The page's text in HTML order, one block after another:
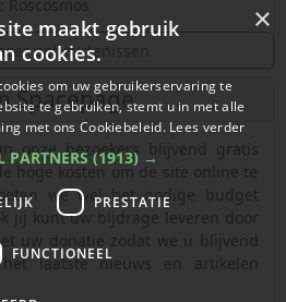
gebeurtenissen
Spacepage
onze bezoekers blijvend gratis
hoge kosten om de site online te
we wel het nodige budget
jij kunt uw bijdrage leveren door
uw donatie zodat we u blijvend
laatste nieuws en artikelen
×
maakt gebruik
cookies.
om uw gebruikerservaring te
te gebruiken, stemt u in met alle
met ons Cookiebeleid. Lees verder
PARTNERS (1913) →
PRESTATIE
FUNCTIONEEL